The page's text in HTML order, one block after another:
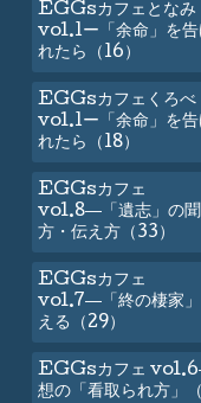
EGGsカフェとなみ
vol.1ー「余命」を告
れたら（16）
EGGsカフェくろべ
vol.1ー「余命」を告
れたら（18）
EGGsカフェ
vol.8―「遺志」の聞
方・伝え方（33）
EGGsカフェ
vol.7―「終の棲家」
える（29）
EGGsカフェ
想の「看取られ方」